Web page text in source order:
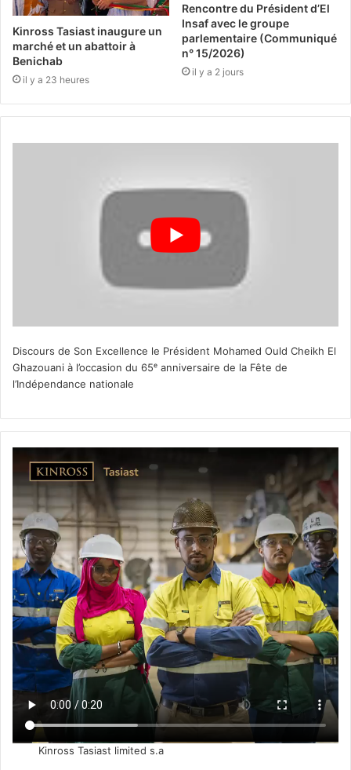
Kinross Tasiast inaugure un
marché et un abattoir à
Benichab
il y a 23 heures
Rencontre du Président d’El
Insaf avec le groupe
parlementaire (Communiqué
n° 15/2026)
il y a 2 jours
Discours de Son Excellence le Président Mohamed Ould Cheikh El
Ghazouani à l’occasion du 65ᵉ anniversaire de la Fête de
l’Indépendance nationale
Kinross Tasiast limited s.a